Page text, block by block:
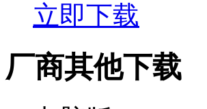
立即下载
厂商其他下载